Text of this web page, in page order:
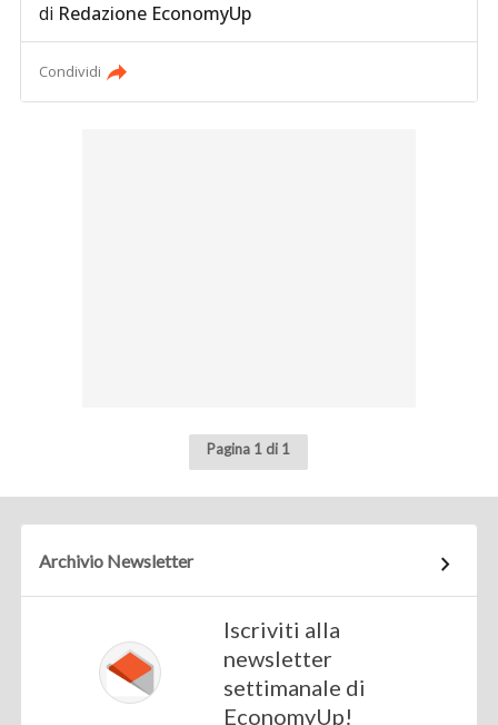
di Redazione EconomyUp
Condividi
Pagina 1 di 1
Archivio Newsletter
Iscriviti alla
newsletter
settimanale di
EconomyUp!